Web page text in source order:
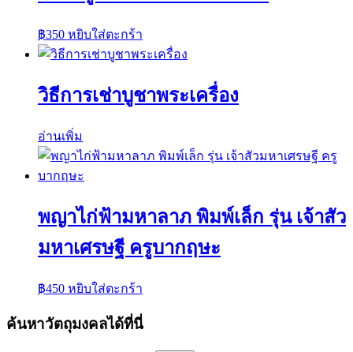
฿350 หยิบใส่ตะกร้า
วิธีการเช่าบูชาพระเครื่อง
อ่านเพิ่ม
พญาไก่ฟ้ามหาลาภ พิมพ์เล็ก รุ่น เจ้าสัว
มหาเศรษฐี ครูบากฤษะ
฿450 หยิบใส่ตะกร้า
ค้นหาวัตถุมงคลได้ที่นี่